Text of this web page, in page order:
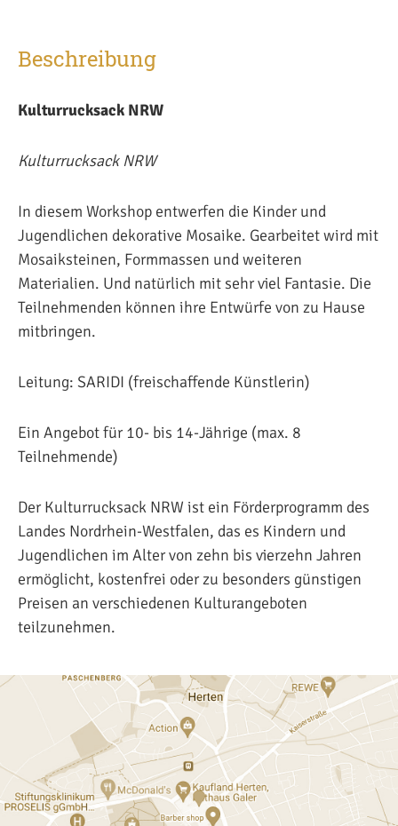
Beschreibung
Kulturrucksack NRW
Kulturrucksack NRW
In diesem Workshop entwerfen die Kinder und
Jugendlichen dekorative Mosaike. Gearbeitet wird mit
Mosaiksteinen, Formmassen und weiteren
Materialien. Und natürlich mit sehr viel Fantasie. Die
Teilnehmenden können ihre Entwürfe von zu Hause
mitbringen.
Leitung: SARIDI (freischaffende Künstlerin)
Ein Angebot für 10- bis 14-Jährige (max. 8
Teilnehmende)
Der Kulturrucksack NRW ist ein Förderprogramm des
Landes Nordrhein-Westfalen, das es Kindern und
Jugendlichen im Alter von zehn bis vierzehn Jahren
ermöglicht, kostenfrei oder zu besonders günstigen
Preisen an verschiedenen Kulturangeboten
teilzunehmen.